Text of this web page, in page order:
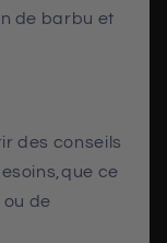
de barbu et
des conseils
ce
de